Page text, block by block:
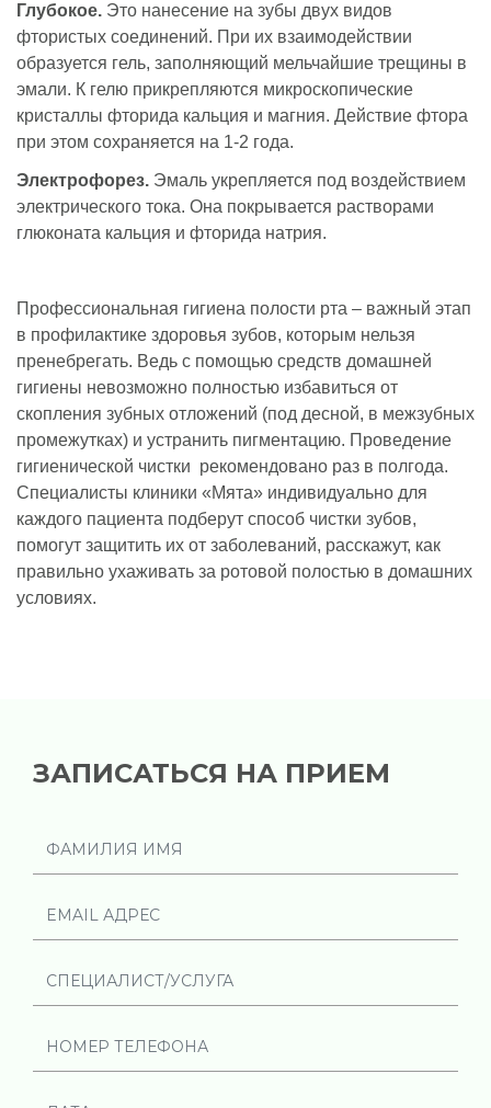
Глубокое. Это нанесение на зубы двух видов
фтористых соединений. При их взаимодействии
образуется гель, заполняющий мельчайшие трещины в
эмали. К гелю прикрепляются микроскопические
кристаллы фторида кальция и магния. Действие фтора
при этом сохраняется на 1-2 года.
Электрофорез. Эмаль укрепляется под воздействием
электрического тока. Она покрывается растворами
глюконата кальция и фторида натрия.
Профессиональная гигиена полости рта – важный этап
в профилактике здоровья зубов, которым нельзя
пренебрегать. Ведь с помощью средств домашней
гигиены невозможно полностью избавиться от
скопления зубных отложений (под десной, в межзубных
промежутках) и устранить пигментацию. Проведение
гигиенической чистки рекомендовано раз в полгода.
Специалисты клиники «Мята» индивидуально для
каждого пациента подберут способ чистки зубов,
помогут защитить их от заболеваний, расскажут, как
правильно ухаживать за ротовой полостью в домашних
условиях.
ЗАПИСАТЬСЯ НА ПРИЕМ